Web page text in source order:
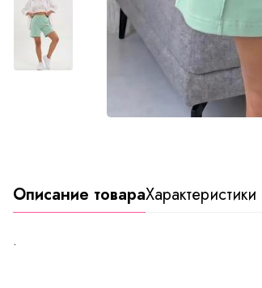
Описание товараХарактеристики
.